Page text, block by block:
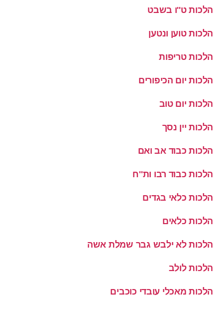
הלכות ט''ו בשבט
הלכות טוען ונטען
הלכות טריפות
הלכות יום הכיפורים
הלכות יום טוב
הלכות יין נסך
הלכות כבוד אב ואם
הלכות כבוד רבו ות''ח
הלכות כלאי בגדים
הלכות כלאים
הלכות לא ילבש גבר שמלת אשה
הלכות לולב
הלכות מאכלי עובדי כוכבים